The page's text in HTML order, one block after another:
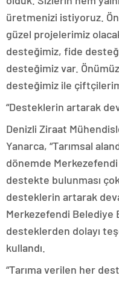
üretmenizi istiyoruz.
güzel projelerimiz
desteğimiz, fide
desteğimiz var.
desteğimiz ile
“Desteklerin artarak
Denizli Ziraat
Yanarca, “Tarımsal
dönemde
destekte bulunması
desteklerin artarak
Merkezefendi Belediye
desteklerden dolayı
kullandı.
“Tarıma verilen her